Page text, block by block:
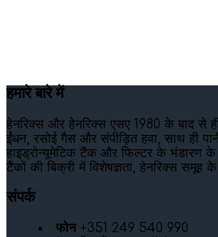
हमारे बारे में
हेनरिक्स और हेनरिक्स एसए 1980 के बाद से
ईंधन, रसोई गैस और संपीड़ित हवा, साथ ही
हाइड्रोन्यूमेटिक टैंक और फिल्टर के भंडारण के
टैंकों की बिक्री में विशेषज्ञता, हेनरिक्स समूह
संपर्क
फोन+351 249 540 990